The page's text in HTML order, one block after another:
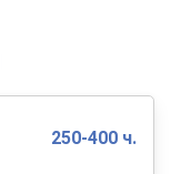
250-400 ч.